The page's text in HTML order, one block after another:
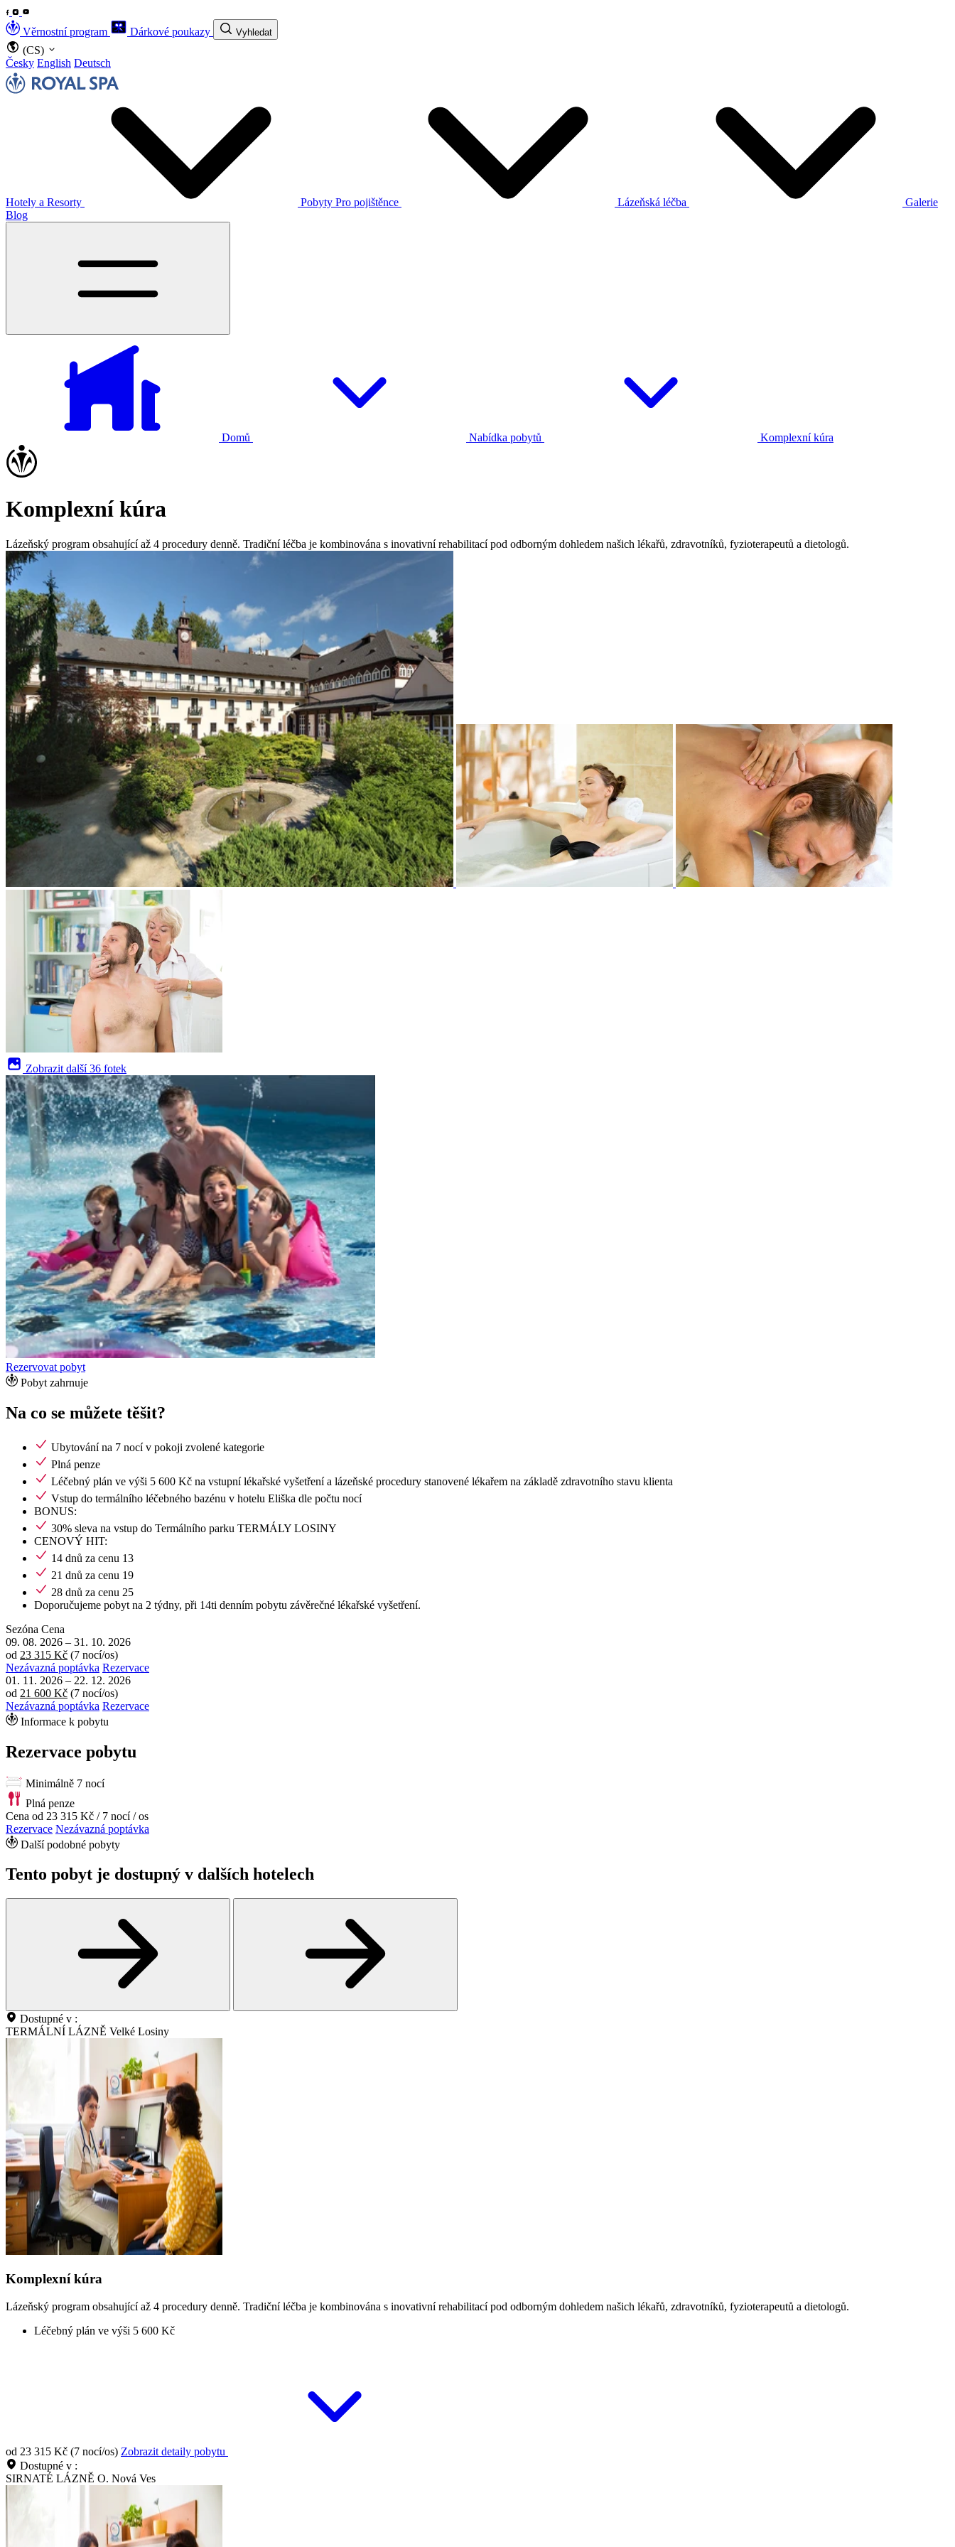
Věrnostní program Dárkové poukazy Vyhledat
(CS)
Česky English Deutsch
Hotely a Resorty Pobyty Pro pojištěnce Lázeňská léčba
Galerie
Blog
Domů Nabídka pobytů Komplexní kúra
Komplexní kúra
Lázeňský program obsahující až 4 procedury denně. Tradiční léčba je kombinována s inovativní rehabilitací pod odborným dohledem našich lékařů, zdravotníků, fyzioterapeutů a dietologů.
Zobrazit další 36 fotek
Rezervovat pobyt
Pobyt zahrnuje
Na co se můžete těšit?
Ubytování na 7 nocí v pokoji zvolené kategorie
Plná penze
Léčebný plán ve výši 5 600 Kč na vstupní lékařské vyšetření a lázeňské procedury stanovené lékařem na základě zdravotního stavu klienta
Vstup do termálního léčebného bazénu v hotelu Eliška dle počtu nocí
BONUS:
30% sleva na vstup do Termálního parku TERMÁLY LOSINY
CENOVÝ HIT:
14 dnů za cenu 13
21 dnů za cenu 19
28 dnů za cenu 25
Doporučujeme pobyt na 2 týdny, při 14ti denním pobytu závěrečné lékařské vyšetření.
Sezóna Cena
09. 08. 2026 – 31. 10. 2026
od 23 315 Kč (7 nocí/os)
Nezávazná poptávka Rezervace
01. 11. 2026 – 22. 12. 2026
od 21 600 Kč (7 nocí/os)
Nezávazná poptávka Rezervace
Informace k pobytu
Rezervace pobytu
Minimálně 7 nocí
Plná penze
Cena od 23 315 Kč / 7 nocí / os
Rezervace Nezávazná poptávka
Další podobné pobyty
Tento pobyt je dostupný v dalších hotelech
Dostupné v :
TERMÁLNÍ LÁZNĚ Velké Losiny
Komplexní kúra
Lázeňský program obsahující až 4 procedury denně. Tradiční léčba je kombinována s inovativní rehabilitací pod odborným dohledem našich lékařů, zdravotníků, fyzioterapeutů a dietologů.
Léčebný plán ve výši 5 600 Kč
od 23 315 Kč (7 nocí/os) Zobrazit detaily pobytu
Dostupné v :
SIRNATÉ LÁZNĚ O. Nová Ves